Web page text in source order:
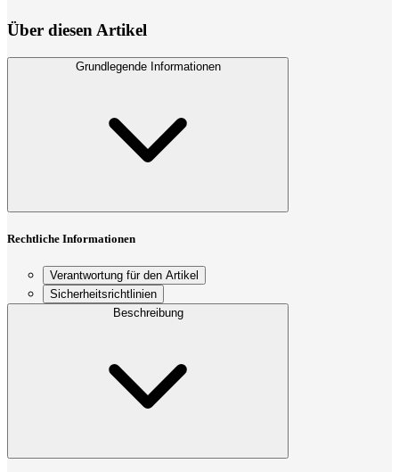
Über diesen Artikel
Grundlegende Informationen
Rechtliche Informationen
Verantwortung für den Artikel
Sicherheitsrichtlinien
Beschreibung